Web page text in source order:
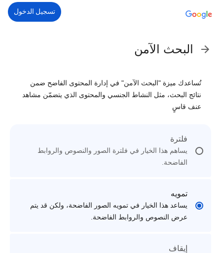
تسجيل الدخول
البحث الآمن
تُساعدك ميزة "البحث الآمن" في إدارة المحتوى الفاضح ضمن
نتائج البحث، مثل النشاط الجنسي والمحتوى الذي يتضمّن مشاهد
عنف قاسٍ
فلترة
يساهم هذا الخيار في فلترة الصور والنصوص والروابط
الفاضحة.
تمويه
يساعد هذا الخيار في تمويه الصور الفاضحة، ولكن قد يتم
عرض النصوص والروابط الفاضحة.
إيقاف